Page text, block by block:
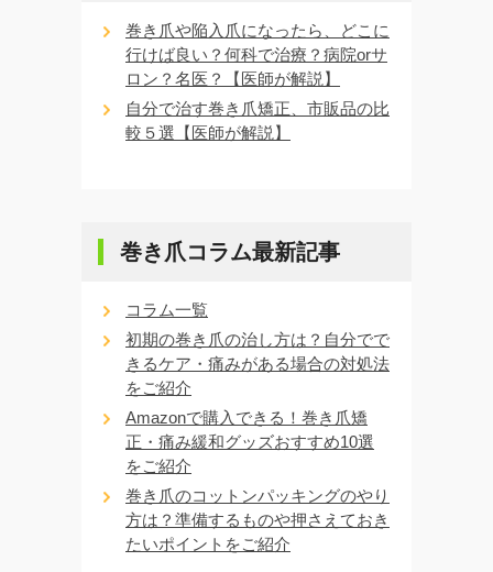
巻き爪や陥入爪になったら、どこに
行けば良い？何科で治療？病院orサ
ロン？名医？【医師が解説】
自分で治す巻き爪矯正、市販品の比
較５選【医師が解説】
巻き爪コラム最新記事
コラム一覧
初期の巻き爪の治し方は？自分でで
きるケア・痛みがある場合の対処法
をご紹介
Amazonで購入できる！巻き爪矯
正・痛み緩和グッズおすすめ10選
をご紹介
巻き爪のコットンパッキングのやり
方は？準備するものや押さえておき
たいポイントをご紹介